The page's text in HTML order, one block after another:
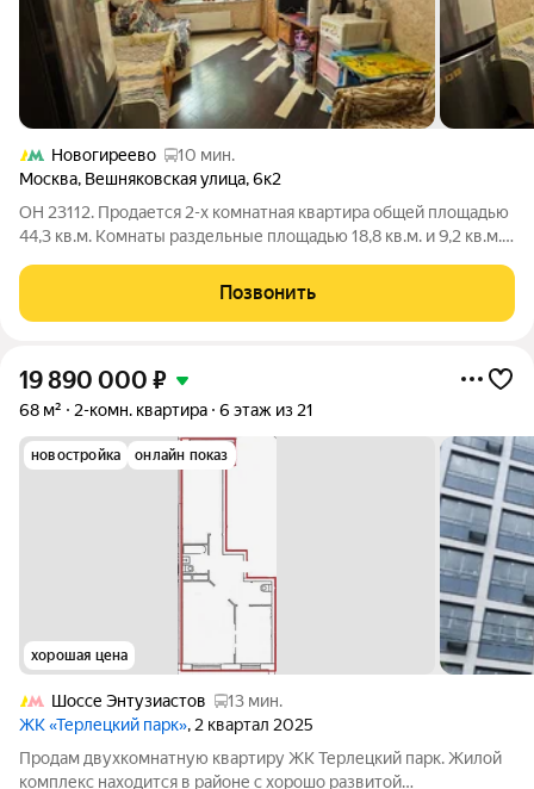
Новогиреево
10 мин.
Москва, Вешняковская улица,6к2
ОН 23112. Продается 2-х комнатная квартира общей площадью
44,3 кв.м. Комнаты раздельные площадью 18,8 кв.м. и 9,2 кв.м.
мебель, плита, стиральная машина. В комнате остается
большой
Позвонить
19 890 000 ₽
68 м² 2-комн. квартира 6 этаж из 21
новостройка онлайн показ
хорошая цена
Шоссе Энтузиастов
13 мин.
ЖК «Терлецкий парк», 2 квартал 2025
Продам двухкомнатную квартиру ЖК Терлецкий парк. Жилой
комплекс находится в районе с хорошо развитой